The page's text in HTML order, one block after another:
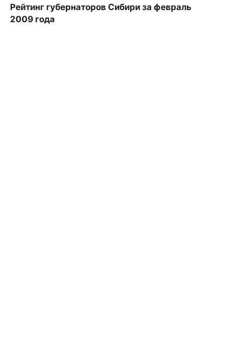
Рейтинг губернаторов Сибири за февраль
2009 года